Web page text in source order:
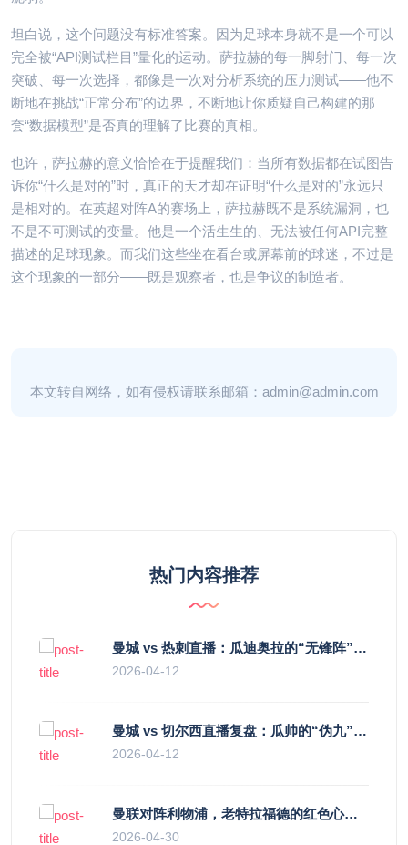
坦白说，这个问题没有标准答案。因为足球本身就不是一个可以
完全被“API测试栏目”量化的运动。萨拉赫的每一脚射门、每一次
突破、每一次选择，都像是一次对分析系统的压力测试——他不
断地在挑战“正常分布”的边界，不断地让你质疑自己构建的那
套“数据模型”是否真的理解了比赛的真相。
也许，萨拉赫的意义恰恰在于提醒我们：当所有数据都在试图告
诉你“什么是对的”时，真正的天才却在证明“什么是对的”永远只
是相对的。在英超对阵A的赛场上，萨拉赫既不是系统漏洞，也
不是不可测试的变量。他是一个活生生的、无法被任何API完整
描述的足球现象。而我们这些坐在看台或屏幕前的球迷，不过是
这个现象的一部分——既是观察者，也是争议的制造者。
本文转自网络，如有侵权请联系邮箱：admin@admin.com
热门内容推荐
曼城 vs 热刺直播：瓜迪奥拉的“无锋阵”是天才设计还是自废武功？
2026-04-12
曼城 vs 切尔西直播复盘：瓜帅的“伪九”陷阱，如何绞杀蓝军的“三中卫”？
2026-04-12
曼联对阵利物浦，老特拉福德的红色心跳与蓝色暗涌
2026-04-30